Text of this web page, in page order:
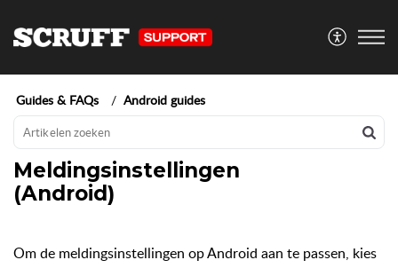
Guides & FAQs Android guides
Meldingsinstellingen
(Android)
Om de meldingsinstellingen op Android aan te passen, kies